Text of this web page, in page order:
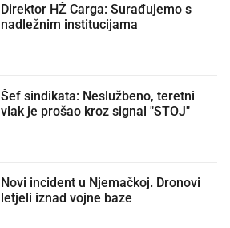
Direktor HŽ Carga: Surađujemo s
nadležnim institucijama
Šef sindikata: Neslužbeno, teretni
vlak je prošao kroz signal "STOJ"
Novi incident u Njemačkoj. Dronovi
letjeli iznad vojne baze